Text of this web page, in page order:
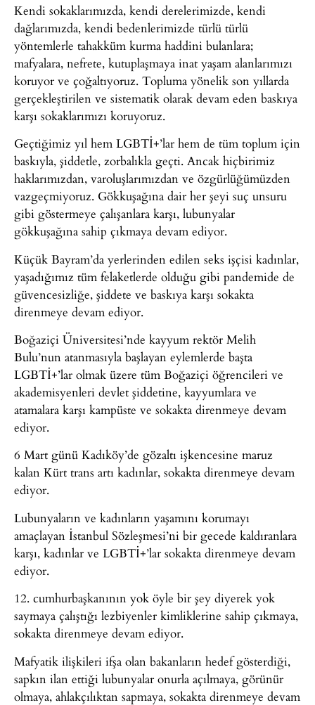
Kendi sokaklarımızda, kendi derelerimizde, kendi
dağlarımızda, kendi bedenlerimizde türlü türlü
yöntemlerle tahakküm kurma haddini bulanlara;
mafyalara, nefrete, kutuplaşmaya inat yaşam alanlarımızı
koruyor ve çoğaltıyoruz. Topluma yönelik son yıllarda
gerçekleştirilen ve sistematik olarak devam eden baskıya
karşı sokaklarımızı koruyoruz.
Geçtiğimiz yıl hem LGBTİ+’lar hem de tüm toplum için
baskıyla, şiddetle, zorbalıkla geçti. Ancak hiçbirimiz
haklarımızdan, varoluşlarımızdan ve özgürlüğümüzden
vazgeçmiyoruz. Gökkuşağına dair her şeyi suç unsuru
gibi göstermeye çalışanlara karşı, lubunyalar
gökkuşağına sahip çıkmaya devam ediyor.
Küçük Bayram’da yerlerinden edilen seks işçisi kadınlar,
yaşadığımız tüm felaketlerde olduğu gibi pandemide de
güvencesizliğe, şiddete ve baskıya karşı sokakta
direnmeye devam ediyor.
Boğaziçi Üniversitesi’nde kayyum rektör Melih
Bulu’nun atanmasıyla başlayan eylemlerde başta
LGBTİ+’lar olmak üzere tüm Boğaziçi öğrencileri ve
akademisyenleri devlet şiddetine, kayyumlara ve
atamalara karşı kampüste ve sokakta direnmeye devam
ediyor.
6 Mart günü Kadıköy’de gözaltı işkencesine maruz
kalan Kürt trans artı kadınlar, sokakta direnmeye devam
ediyor.
Lubunyaların ve kadınların yaşamını korumayı
amaçlayan İstanbul Sözleşmesi’ni bir gecede kaldıranlara
karşı, kadınlar ve LGBTİ+’lar sokakta direnmeye devam
ediyor.
12. cumhurbaşkanının yok öyle bir şey diyerek yok
saymaya çalıştığı lezbiyenler kimliklerine sahip çıkmaya,
sokakta direnmeye devam ediyor.
Mafyatik ilişkileri ifşa olan bakanların hedef gösterdiği,
sapkın ilan ettiği lubunyalar onurla açılmaya, görünür
olmaya, ahlakçılıktan sapmaya, sokakta direnmeye devam